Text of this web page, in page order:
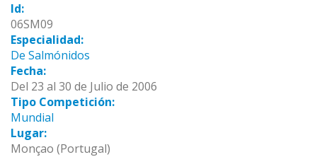
Id:
06SM09
Especialidad:
De Salmónidos
Fecha:
Del 23 al 30 de Julio de 2006
Tipo Competición:
Mundial
Lugar:
Monçao (Portugal)